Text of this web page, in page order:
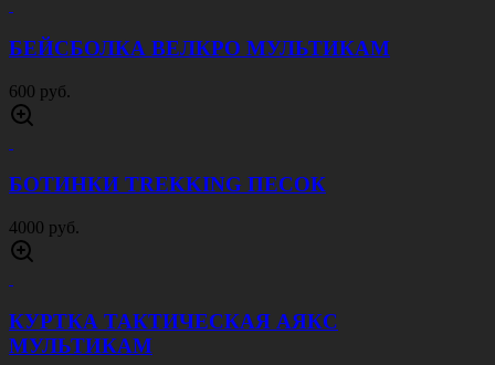
БЕЙСБОЛКА ВЕЛКРО МУЛЬТИКАМ
600 руб.
БОТИНКИ TREKKING ПЕСОК
4000 руб.
КУРТКА ТАКТИЧЕСКАЯ АЯКС
МУЛЬТИКАМ